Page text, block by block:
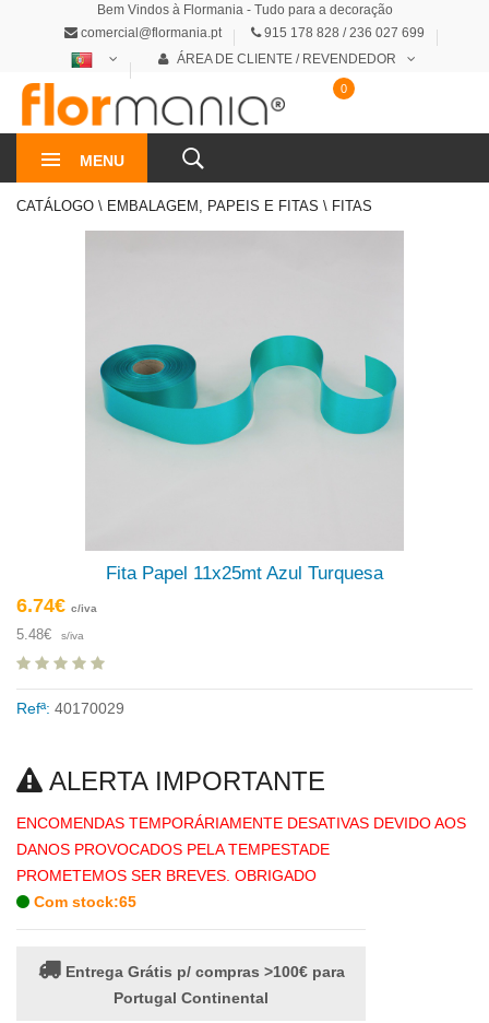
Bem Vindos à Flormania - Tudo para a decoração
comercial@flormania.pt
915 178 828 / 236 027 699
ÁREA DE CLIENTE / REVENDEDOR
MENU
0
CATÁLOGO \ EMBALAGEM, PAPEIS E FITAS \ FITAS
Fita Papel 11x25mt Azul Turquesa
6.74€ c/iva
5.48€ s/iva
Refª: 40170029
ALERTA IMPORTANTE
ENCOMENDAS TEMPORÁRIAMENTE DESATIVAS DEVIDO AOS
DANOS PROVOCADOS PELA TEMPESTADE
PROMETEMOS SER BREVES. OBRIGADO
Com stock:65
Entrega Grátis p/ compras >100€ para
Portugal Continental